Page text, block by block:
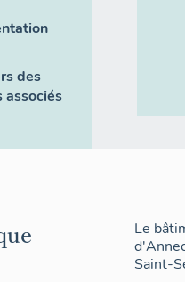
des
associés
Le
Saint-